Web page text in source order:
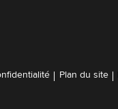
Plan du site